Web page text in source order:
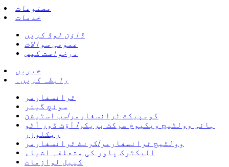
مصنوعات
خدمات
ڈاؤن لوڈ کریں
عمومی سوالات
درخواست کیس
خبریں
رابطہ کریں۔
ٹرانسفارمر
سوئچ گیئر
کومپیکٹ ٹرانسفارمر/سب اسٹیشن
ہائی وولٹیج ویکیوم سرکٹ بریکر/ آؤٹ ڈور آٹو
ریکلوزر
وولٹیج ٹرانسفارمر/کرنٹ ٹرانسفارمر
الیکٹرک پاور کی متعلقہ اشیاء
کیبل لوازمات